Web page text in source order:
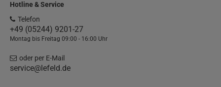
Hotline & Service
Telefon
+49 (05244) 9201-27
Montag bis Freitag 09:00 - 16:00 Uhr
oder per E-Mail
service@lefeld.de